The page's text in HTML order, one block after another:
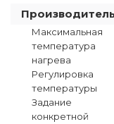
Максимальная
температура
нагрева
Регулировка
температуры
Задание
конкретной